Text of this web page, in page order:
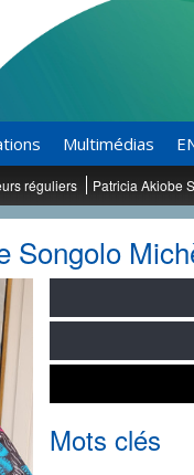
Multimédias
réguliers Patricia Akiobe
Songolo
Mots clés